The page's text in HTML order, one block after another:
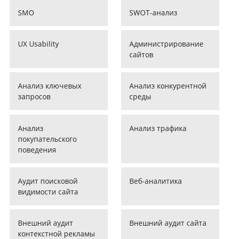
SMO SWOT-анализ
UX Usability
Администрирование
сайтов
Анализ ключевых
запросов
Анализ конкурентной
среды
Анализ
покупательского
поведения
Анализ трафика
Аудит поисковой
видимости сайта
Веб-аналитика
Внешний аудит
контекстной рекламы
Внешний аудит сайта